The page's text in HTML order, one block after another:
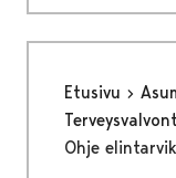
Etusivu
Ohje